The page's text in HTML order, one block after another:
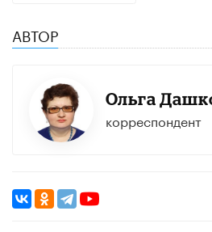
АВТОР
Ольга
корреспондент